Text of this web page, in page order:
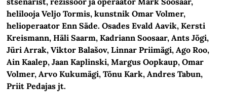
helilooja Veljo Tormis, kunstnik Omar Volmer,
helioperaator Enn Säde. Osades Evald Aavik, Kersti
Kreismann, Häli Saarm, Kadriann Soosaar, Ants Jõgi,
Jüri Arrak, Viktor Balašov, Linnar Priimägi, Ago Roo,
Ain Kaalep, Jaan Kaplinski, Margus Oopkaup, Omar
Volmer, Arvo Kukumägi, Tõnu Kark, Andres Tabun,
Priit Pedajas jt.